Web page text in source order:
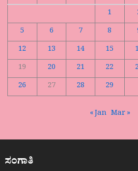
1
5
6 7 8
12
13 14 15
19
20 21 22
26
27 28 29
« Jan Mar »
ಸಂಗಾತಿ